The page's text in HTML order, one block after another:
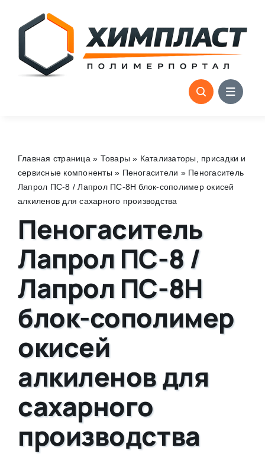
content
Главная страница » Товары » Катализаторы, присадки и
сервисные компоненты » Пеногасители » Пеногаситель
Лапрол ПС-8 / Лапрол ПС-8Н блок-сополимер окисей
алкиленов для сахарного производства
Пеногаситель
Лапрол ПС-8 /
Лапрол ПС-8Н
блок-сополимер
окисей
алкиленов для
сахарного
производства